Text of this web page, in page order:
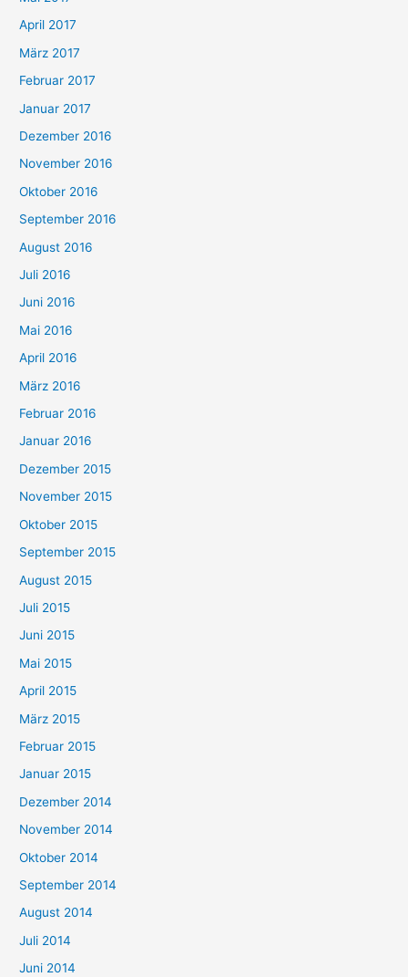
April 2017
März 2017
Februar 2017
Januar 2017
Dezember 2016
November 2016
Oktober 2016
September 2016
August 2016
Juli 2016
Juni 2016
Mai 2016
April 2016
März 2016
Februar 2016
Januar 2016
Dezember 2015
November 2015
Oktober 2015
September 2015
August 2015
Juli 2015
Juni 2015
Mai 2015
April 2015
März 2015
Februar 2015
Januar 2015
Dezember 2014
November 2014
Oktober 2014
September 2014
August 2014
Juli 2014
Juni 2014